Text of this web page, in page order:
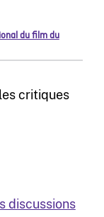
du film du
critiques
discussions